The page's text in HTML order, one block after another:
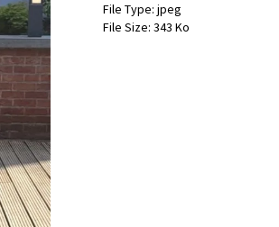
File Type: jpeg
File Size: 343 Ko